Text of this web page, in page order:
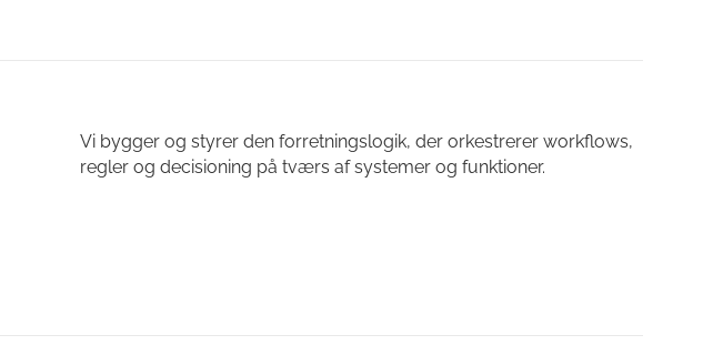
Vi bygger og styrer den forretningslogik, der orkestrerer workflows,
regler og decisioning på tværs af systemer og funktioner.